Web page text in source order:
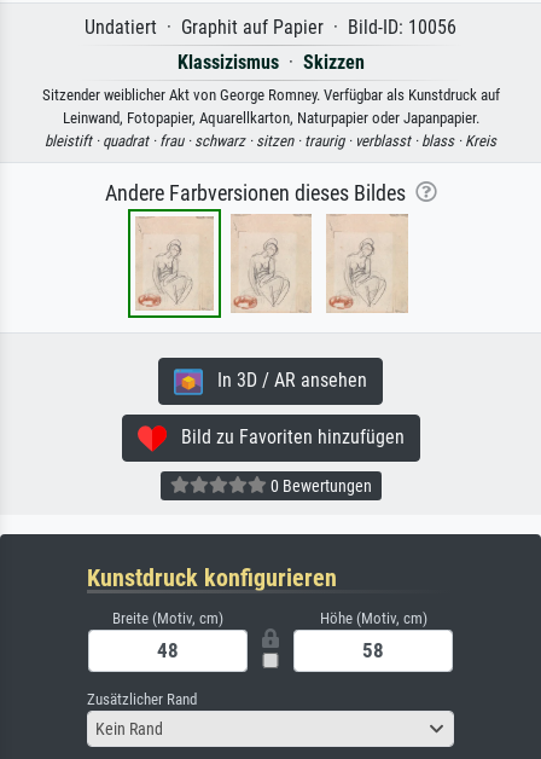
Undatiert · Graphit auf Papier · Bild-ID: 10056
Klassizismus· Skizzen
Sitzender weiblicher Akt von George Romney. Verfügbar als Kunstdruck auf
Leinwand, Fotopapier, Aquarellkarton, Naturpapier oder Japanpapier.
bleistift · quadrat · frau · schwarz · sitzen · traurig · verblasst · blass · Kreis
Andere Farbversionen dieses Bildes
In 3D / AR ansehen
Bild zu Favoriten hinzufügen
0 Bewertungen
Kunstdruck konfigurieren
Breite (Motiv, cm) Höhe (Motiv, cm)
Zusätzlicher Rand
Kein Rand